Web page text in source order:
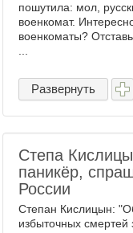
пошутила: мол,
военкомат.
военкоматы?
Развернуть
Степа
паникёр,
России
Степан Кислицын:
избыточных